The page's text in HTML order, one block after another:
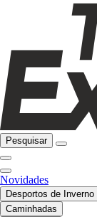
Pesquisar
Novidades
Desportos de Inverno
Caminhadas